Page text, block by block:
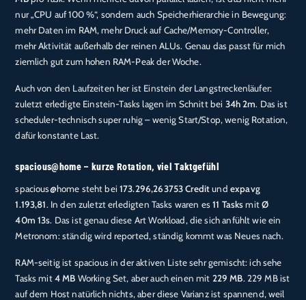
nur „CPU auf 100 %“, sondern auch Speicherhierarchie in Bewegung:
mehr Daten im RAM, mehr Druck auf Cache/Memory-Controller,
mehr Aktivität außerhalb der reinen ALUs. Genau das passt für mich
ziemlich gut zum hohen RAM-Peak der Woche.
Auch von den Laufzeiten her ist Einstein der Langstreckenläufer:
zuletzt erledigte Einstein-Tasks lagen im Schnitt bei 34h 2m. Das ist
scheduler-technisch super ruhig – wenig Start/Stop, wenig Rotation,
dafür konstante Last.
spacious@home – kurze Rotation, viel Taktgefühl
spacious@home steht bei173.296,263753 Creditund expavg
1.193,81. In den zuletzt erledigten Tasks waren es11 TasksmitØ
40m 13s. Das ist genau diese Art Workload, die sich anfühlt wie ein
Metronom: ständig wird reported, ständig kommt was Neues nach.
RAM-seitig ist spacious in der aktiven Liste sehr gemischt: ich sehe
Tasks mit4 MB Working Set, aber auch einen mit 229 MB. 229 MB ist
auf dem Host natürlich nichts, aber diese Varianz ist spannend, weil